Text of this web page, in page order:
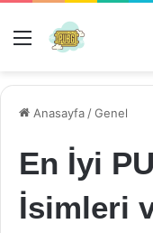
Menü
Anasayfa /Genel
En İyi
İsimleri